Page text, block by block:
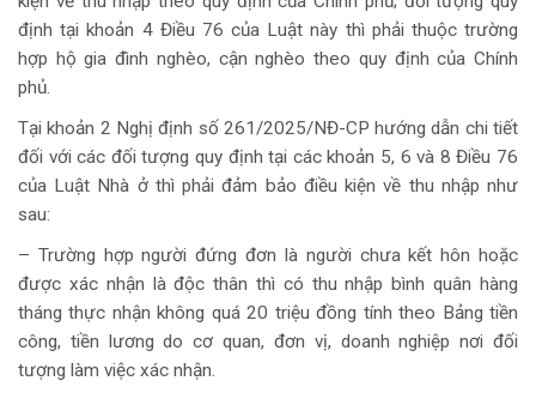
định tại khoản 4 Điều 76 của Luật này thì phải thuộc trường
hợp hộ gia đình nghèo, cận nghèo theo quy định của Chính
phủ.
Tại khoản 2 Nghị định số 261/2025/NĐ-CP hướng dẫn chi tiết
đối với các đối tượng quy định tại các khoản 5, 6 và 8 Điều 76
của Luật Nhà ở thì phải đảm bảo điều kiện về thu nhập như
sau:
– Trường hợp người đứng đơn là người chưa kết hôn hoặc
được xác nhận là độc thân thì có thu nhập bình quân hàng
tháng thực nhận không quá 20 triệu đồng tính theo Bảng tiền
công, tiền lương do cơ quan, đơn vị, doanh nghiệp nơi đối
tượng làm việc xác nhận.